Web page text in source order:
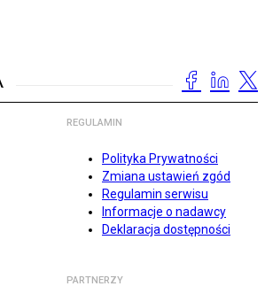
REGULAMIN
Polityka Prywatności
Zmiana ustawień zgód
Regulamin serwisu
Informacje o nadawcy
Deklaracja dostępności
PARTNERZY